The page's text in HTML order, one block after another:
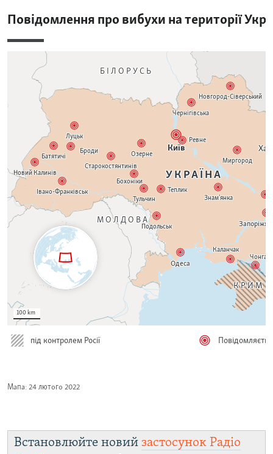
Встановлюйте новий застосунок Радіо